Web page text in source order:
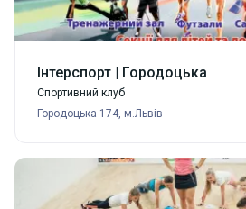
Інтерспорт | Городоцька
Спортивний клуб
Городоцька 174, м.Львів